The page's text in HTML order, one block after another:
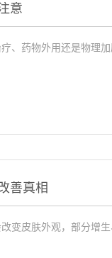
意
、药物外用还是物理
善真相
变皮肤外观，部分增